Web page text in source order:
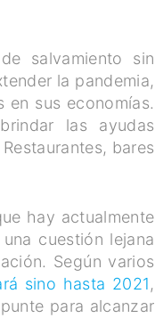
salvamiento sin
la pandemia,
sus economías.
las ayudas
bares
hay actualmente
cuestión lejana
Según varios
sino hasta 2021,
para alcanzar